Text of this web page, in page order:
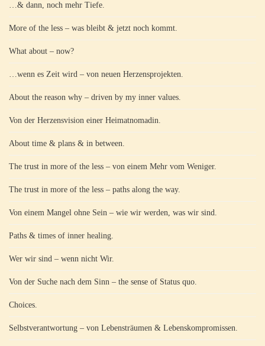
…& dann, noch mehr Tiefe.
More of the less – was bleibt & jetzt noch kommt.
What about – now?
…wenn es Zeit wird – von neuen Herzensprojekten.
About the reason why – driven by my inner values.
Von der Herzensvision einer Heimatnomadin.
About time & plans & in between.
The trust in more of the less – von einem Mehr vom Weniger.
The trust in more of the less – paths along the way.
Von einem Mangel ohne Sein – wie wir werden, was wir sind.
Paths & times of inner healing.
Wer wir sind – wenn nicht Wir.
Von der Suche nach dem Sinn – the sense of Status quo.
Choices.
Selbstverantwortung – von Lebensträumen & Lebenskompromissen.